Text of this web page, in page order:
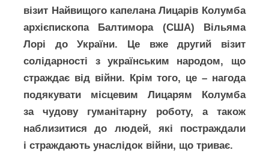
візит Найвищого капелана Лицарів Колумба
архієпископа Балтимора (США) Вільяма
Лорі до України. Це вже другий візит
солідарності з українським народом, що
страждає від війни. Крім того, це – нагода
подякувати місцевим Лицарям Колумба
за чудову гуманітарну роботу, а також
наблизитися до людей, які постраждали
і страждають унаслідок війни, що триває.